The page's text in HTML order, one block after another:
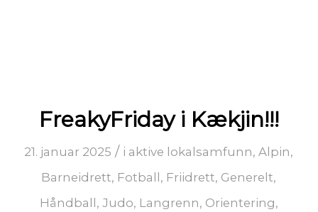
FreakyFriday i Kækjin!!!
21. januar 2025 / i aktive lokalsamfunn,Alpin,
Barneidrett, Fotball , Friidrett, Generelt,
Håndball , Judo, Langrenn, Orientering,